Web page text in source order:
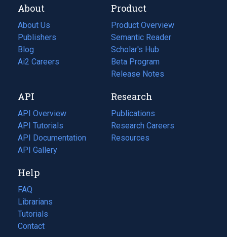
About
About Us
Publishers
Blog
(opens
in
tab)
Ai2 Careers
(opens
new
tab)
Product
Product Overview
Semantic Reader
Scholar's Hub
Beta Program
Release Notes
API
API Overview
API Tutorials
API Documentation
(opens
in
new
tab)
API Gallery
Research
Publications
(opens
in
a
Research Careers
(opens
in
Resources
(opens
Help
FAQ
Librarians
Tutorials
Contact